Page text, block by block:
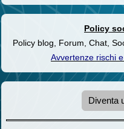
Policy
Policy blog, Forum, Chat,
Avvertenze rischi
Diventa